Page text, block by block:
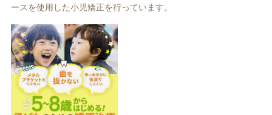
ースを使用した小児矯正を行っています。